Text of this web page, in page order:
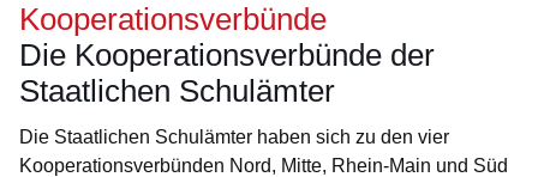
Kooperationsverbünde
Die Kooperationsverbünde der
Staatlichen Schulämter
Die Staatlichen Schulämter haben sich zu den vier
Kooperationsverbünden Nord, Mitte, Rhein-Main und Süd